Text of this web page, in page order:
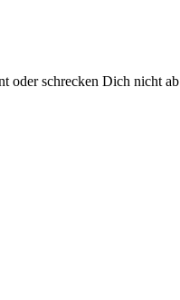
oder schrecken Dich nicht ab